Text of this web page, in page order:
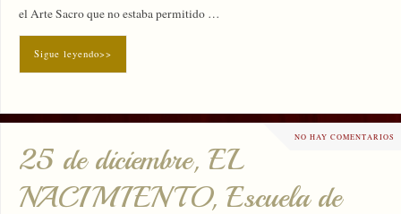
el Arte Sacro que no estaba permitido …
Sigue leyendo>>
NO HAY COMENTARIOS
25 de diciembre, EL
NACIMIENTO, Escuela de